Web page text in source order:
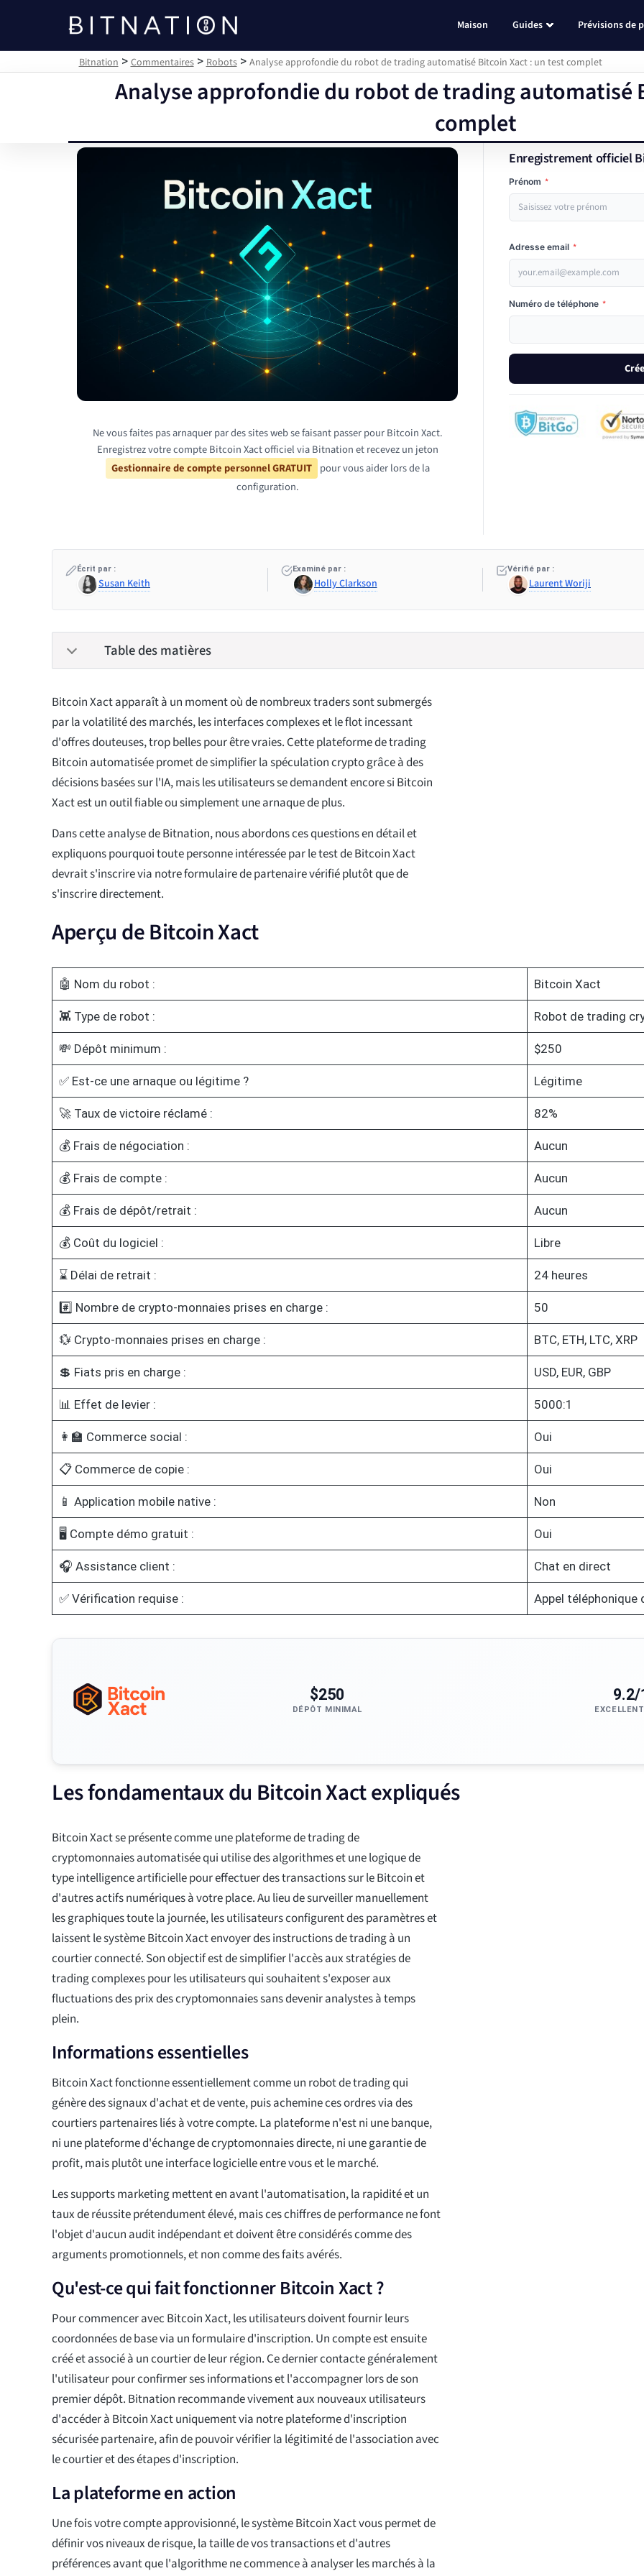
Bitnation
Maison Guides Prévisions de
Bitnation >Commentaires>Robots> Analyse approfondie du robot de trading automatisé Bitcoin Xact : un test complet
Analyse approfondie du robot de trading automatisé
complet
Ne vous faites pas arnaquer par des sites web se faisant passer pour Bitcoin Xact.
Enregistrez votre compte Bitcoin Xact officiel via Bitnation et recevez un jeton
Gestionnaire de compte personnel GRATUIT pour vous aider lors de la
configuration.
Enregistrement officiel
Prénom *
Adresse email *
Numéro de téléphone *
Écrit par :
Susan Keith
Examiné par :
Holly Clarkson
Vérifié par :
Laurent Woriji
Table des matières
Bitcoin Xact apparaît à un moment où de nombreux traders sont submergés
par la volatilité des marchés, les interfaces complexes et le flot incessant
d'offres douteuses, trop belles pour être vraies. Cette plateforme de trading
Bitcoin automatisée promet de simplifier la spéculation crypto grâce à des
décisions basées sur l'IA, mais les utilisateurs se demandent encore si Bitcoin
Xact est un outil fiable ou simplement une arnaque de plus.
Dans cette analyse de Bitnation, nous abordons ces questions en détail et
expliquons pourquoi toute personne intéressée par le test de Bitcoin Xact
devrait s'inscrire via notre formulaire de partenaire vérifié plutôt que de
s'inscrire directement.
Aperçu de Bitcoin Xact
🤖 Nom du robot : Bitcoin Xact
👾 Type de robot : Robot de trading
💸 Dépôt minimum : $250
✅ Est-ce une arnaque ou légitime ? Légitime
🚀 Taux de victoire réclamé : 82%
💰 Frais de négociation : Aucun
💰 Frais de compte : Aucun
💰 Frais de dépôt/retrait : Aucun
💰 Coût du logiciel : Libre
⌛ Délai de retrait : 24 heures
#️⃣ Nombre de crypto-monnaies prises en charge : 50
💱 Crypto-monnaies prises en charge : BTC, ETH, LTC, XRP
💲 Fiats pris en charge : USD, EUR, GBP
📊 Effet de levier : 5000:1
👩‍🏫 Commerce social : Oui
📋 Commerce de copie : Oui
📱 Application mobile native : Non
🖥️ Compte démo gratuit : Oui
🎧 Assistance client : Chat en direct
✅ Vérification requise : Appel téléphonique
$250
DÉPÔT MINIMAL
9.2/
Les fondamentaux du Bitcoin Xact expliqués
Bitcoin Xact se présente comme une plateforme de trading de
cryptomonnaies automatisée qui utilise des algorithmes et une logique de
type intelligence artificielle pour effectuer des transactions sur le Bitcoin et
d'autres actifs numériques à votre place. Au lieu de surveiller manuellement
les graphiques toute la journée, les utilisateurs configurent des paramètres et
laissent le système Bitcoin Xact envoyer des instructions de trading à un
courtier connecté. Son objectif est de simplifier l'accès aux stratégies de
trading complexes pour les utilisateurs qui souhaitent s'exposer aux
fluctuations des prix des cryptomonnaies sans devenir analystes à temps
plein.
Informations essentielles
Bitcoin Xact fonctionne essentiellement comme un robot de trading qui
génère des signaux d'achat et de vente, puis achemine ces ordres via des
courtiers partenaires liés à votre compte. La plateforme n'est ni une banque,
ni une plateforme d'échange de cryptomonnaies directe, ni une garantie de
profit, mais plutôt une interface logicielle entre vous et le marché.
Les supports marketing mettent en avant l'automatisation, la rapidité et un
taux de réussite prétendument élevé, mais ces chiffres de performance ne font
l'objet d'aucun audit indépendant et doivent être considérés comme des
arguments promotionnels, et non comme des faits avérés.
Qu'est-ce qui fait fonctionner Bitcoin Xact ?
Pour commencer avec Bitcoin Xact, les utilisateurs doivent fournir leurs
coordonnées de base via un formulaire d'inscription. Un compte est ensuite
créé et associé à un courtier de leur région. Ce dernier contacte généralement
l'utilisateur pour confirmer ses informations et l'accompagner lors de son
premier dépôt. Bitnation recommande vivement aux nouveaux utilisateurs
d'accéder à Bitcoin Xact uniquement via notre plateforme d'inscription
sécurisée partenaire, afin de pouvoir vérifier la légitimité de l'association avec
le courtier et des étapes d'inscription.
La plateforme en action
Une fois votre compte approvisionné, le système Bitcoin Xact vous permet de
définir vos niveaux de risque, la taille de vos transactions et d'autres
préférences avant que l'algorithme ne commence à analyser les marchés à la